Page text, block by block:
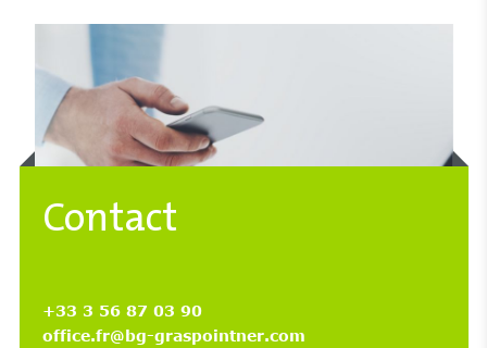
Contact
+33 3 56 87 03 90
office.fr@bg-graspointner.com